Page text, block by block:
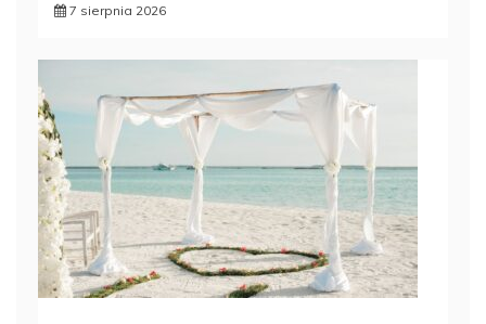
7 sierpnia 2026